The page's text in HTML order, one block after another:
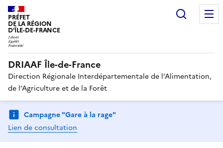
PRÉFET
DE LA RÉGION
D'ÎLE-DE-FRANCE
DRIAAF Île-de-France
Direction Régionale Interdépartementale de l’Alimentation,
de l’Agriculture et de la Forêt
Campagne "Gare à la rage"
Lien de consultation